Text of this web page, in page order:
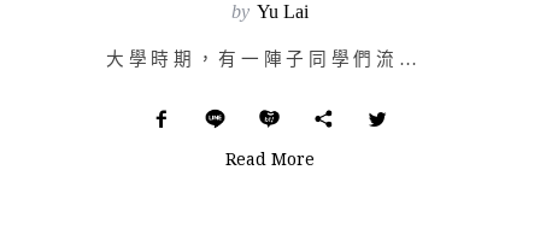
by Yu Lai
大學時期，有一陣子同學們流行到學校附近的咖啡館讀書或討論報告，彷彿是家與學校外的另一個棲身之地。偶爾…
Read More